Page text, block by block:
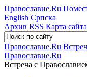
Православие.Ru
English Српска
Архив RSS Карта сайта
Православие.Ru
Православие.Ru
Встреча с